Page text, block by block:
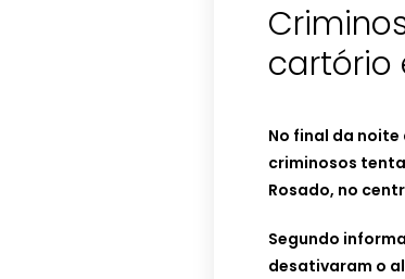
cartório
No final da
criminosos
Rosado, no
Segundo
desativaram o